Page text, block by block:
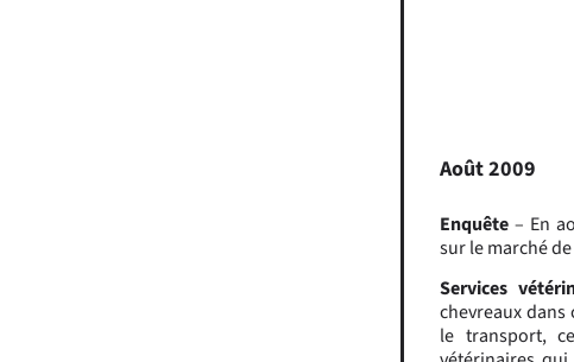
Août 2009
Enquête – En
sur le marché de
Services
chevreaux
le transport,